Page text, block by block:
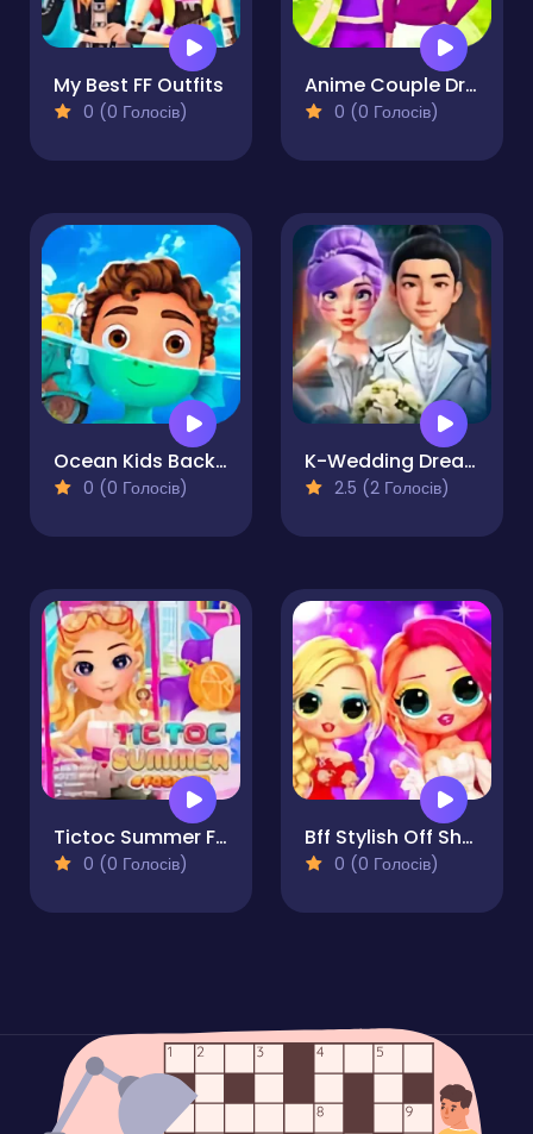
My Best FF Outfits
0 (0 Голосів)
Anime Couple Dress Up
0 (0 Голосів)
Ocean Kids Back to School
0 (0 Голосів)
K-Wedding Dream
2.5 (2 Голосів)
Tictoc Summer Fashion
0 (0 Голосів)
Bff Stylish Off Shoulder Outfits
0 (0 Голосів)